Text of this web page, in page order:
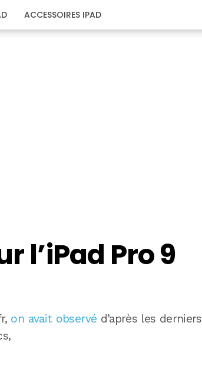
ACCESSOIRES IPAD
l’iPad Pro 9
on avait observé d’après les derniers